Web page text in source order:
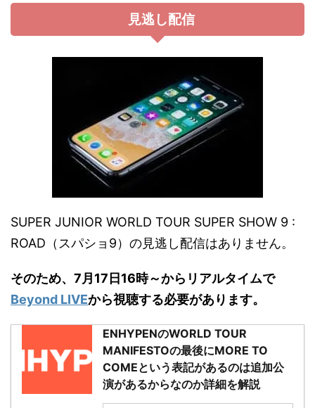
見逃し配信
SUPER JUNIOR WORLD TOUR SUPER SHOW 9 :
ROAD（スパショ9）の見逃し配信はありません。
そのため、7月17日16時～からリアルタイムで
Beyond LIVEから視聴する必要があります。
ENHYPENのWORLD TOUR
MANIFESTOの最後にMORE TO
COMEという表記があるのは追加公
演があるからなのか詳細を解説